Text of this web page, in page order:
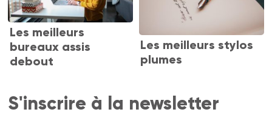
Les meilleurs
bureaux assis
debout
Les meilleurs stylos
plumes
S'inscrire à la newsletter